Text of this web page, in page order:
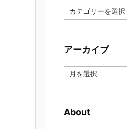
カ
テ
ー
アーカイブ
ー
ブ
About